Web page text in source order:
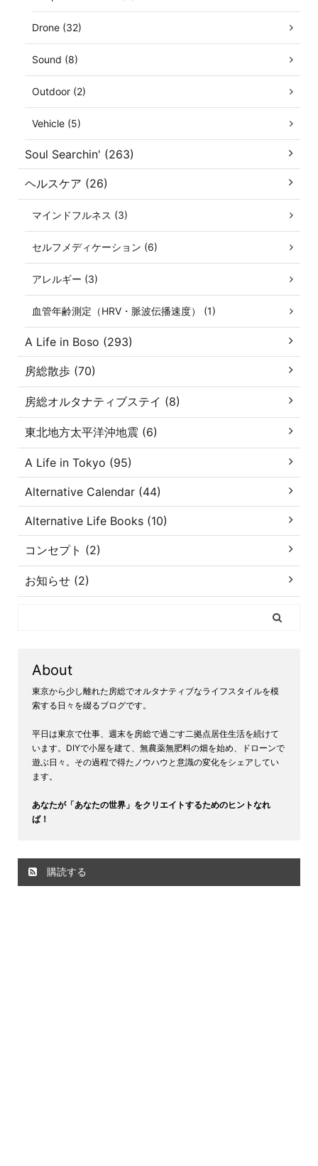
Drone (32)
Sound (8)
Outdoor (2)
Vehicle (5)
Soul Searchin' (263)
ヘルスケア (26)
マインドフルネス (3)
セルフメディケーション (6)
アレルギー (3)
血管年齢測定（HRV・脈波伝播速度） (1)
A Life in Boso (293)
房総散歩 (70)
房総オルタナティブステイ (8)
東北地方太平洋沖地震 (6)
A Life in Tokyo (95)
Alternative Calendar (44)
Alternative Life Books (10)
コンセプト (2)
お知らせ (2)
About
東京から少し離れた房総でオルタナティブなライフスタイルを模
索する日々を綴るブログです。
平日は東京で仕事、週末を房総で過ごす二拠点居住生活を続けて
います。DIYで小屋を建て、無農薬無肥料の畑を始め、ドローンで
遊ぶ日々。その過程で得たノウハウと意識の変化をシェアしてい
ます。
あなたが「あなたの世界」をクリエイトするためのヒントなれ
ば！
購読する